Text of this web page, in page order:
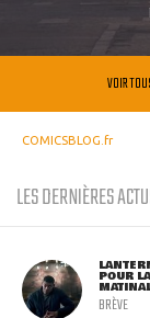
VOIR
COMICSBLOG.fr
LES DERNIÈRES
POUR
BRÈVE